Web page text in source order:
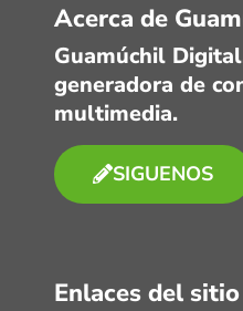
Acerca de
Guamúchil
generadora de
multimedia.
SIGUENOS
Enlaces del sitio